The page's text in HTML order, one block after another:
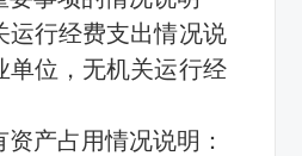
运行经费支出情况说
单位，无机关运行经
资产占用情况说明：